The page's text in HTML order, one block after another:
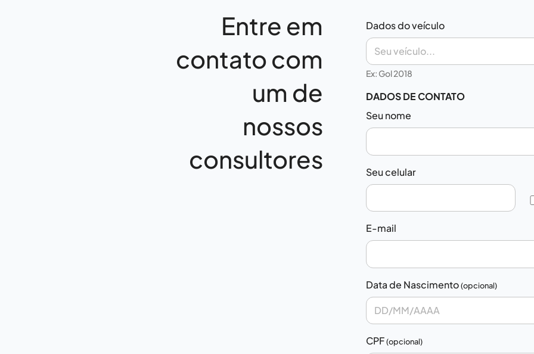
Entre em
contato com
um de
nossos
consultores
Dados do veículo
Ex: Gol 2018
DADOS DE CONTATO
Seu nome
Seu celular
E-mail
Data de Nascimento (opcional)
CPF (opcional)